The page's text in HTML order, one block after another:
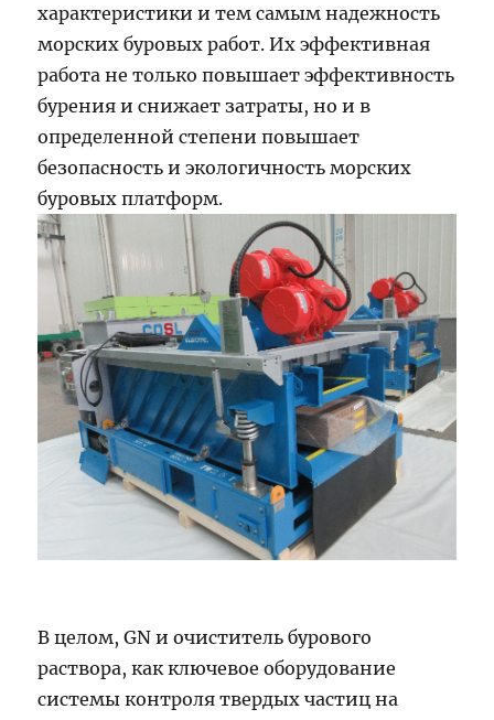
характеристики и тем самым надежность
морских буровых работ. Их эффективная
работа не только повышает эффективность
бурения и снижает затраты, но и в
определенной степени повышает
безопасность и экологичность морских
буровых платформ.
В целом, GN и очиститель бурового
раствора, как ключевое оборудование
системы контроля твердых частиц на